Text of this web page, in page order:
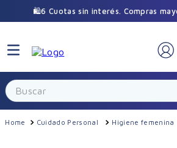
🛍️6 Cuotas sin interés. Compras
Buscar
Cuidado Personal Higiene femenina